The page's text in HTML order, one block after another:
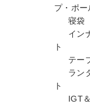
プ・ポー
寝袋
イン
ト
テー
ラン
ト
IGT